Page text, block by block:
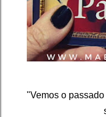
"Vemos o